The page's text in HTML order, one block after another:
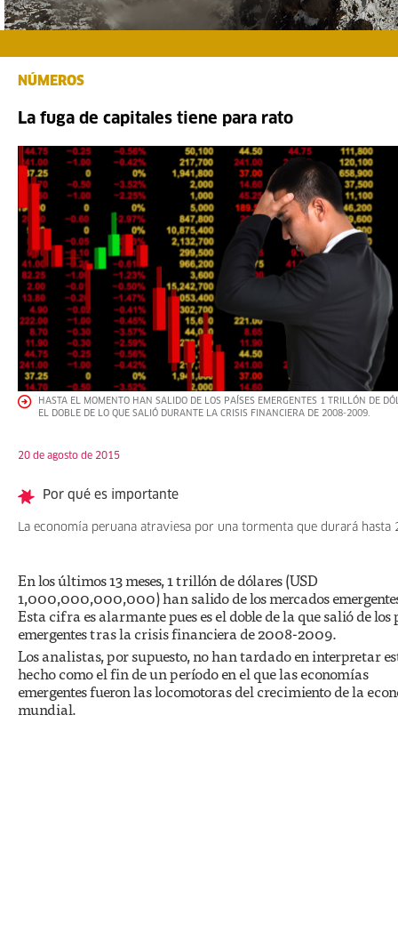
NÚMEROS
La fuga de capitales tiene para rato
HASTA EL MOMENTO HAN SALIDO DE LOS PAÍSES EMERGENTES 1 TRILLÓN DE
EL DOBLE DE LO QUE SALIÓ DURANTE LA CRISIS FINANCIERA DE 2008-2009.
20 de agosto de 2015
Por qué es importante
La economía peruana atraviesa por una tormenta que durará hasta
En los últimos 13 meses, 1 trillón de dólares (USD
1,000,000,000,000) han salido de los mercados
Esta cifra es alarmante pues es el doble de la que salió de los
emergentes tras la crisis financiera de 2008-2009.
Los analistas, por supuesto, no han tardado en interpretar
hecho como el fin de un período en el que las economías
emergentes fueron las locomotoras del crecimiento de la
mundial.